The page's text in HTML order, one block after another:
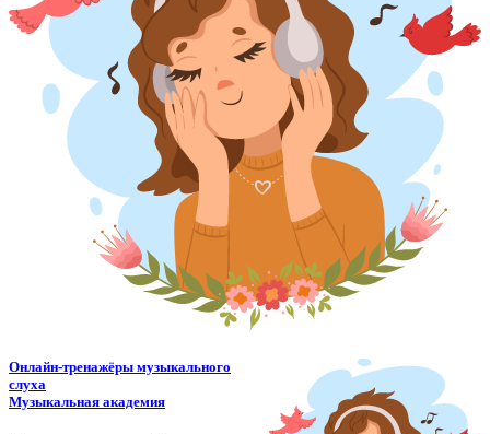
Онлайн-тренажёры музыкального
слуха
Музыкальная академия